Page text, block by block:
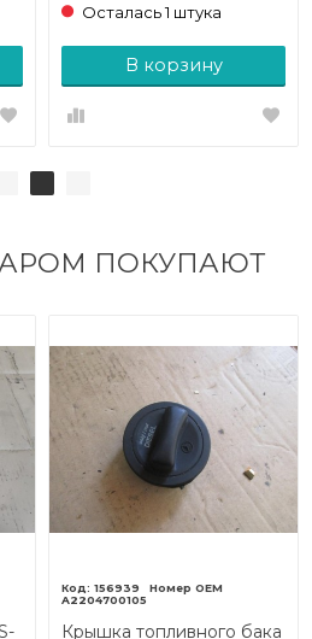
Осталась 1 штука
В корзину
ПОКУПАЮТ
156939
A2204700105
Крышка топливного бака